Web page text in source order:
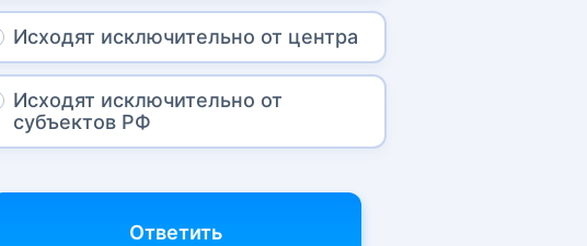
Исходят исключительно от центра
Исходят исключительно от
субъектов РФ
Ответить